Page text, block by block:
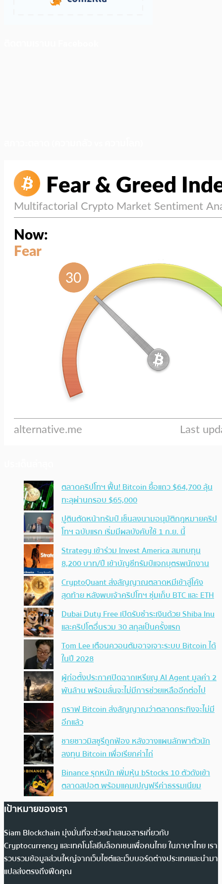
ตลาดคริปโทฯ ฟื้น! Bitcoin ยื้อแถว $64,700 ลุ้น
ทะลุผ่านกรอบ $65,000
ปูตินตัดหน้าทรัมป์ เซ็นลงนามอนุมัติกฎหมายคริป
โทฯ ฉบับแรก เริ่มมีผลบังคับใช้ 1 ก.ย. นี้
Strategy เข้าร่วม Invest America สมทบทุน
8,200 บาท/ปี เข้าบัญชีทรัมป์แจกบุตรพนักงาน
CryptoQuant ส่งสัญญาณตลาดหมีเข้าสู่โค้ง
สุดท้าย หลังพบเจ้าคริปโทฯ ซุ่มเก็บ BTC และ ETH
Dubai Duty Free เปิดรับชำระเงินด้วย Shiba Inu
และคริปโตอื่นรวม 30 สกุลเป็นครั้งแรก
Tom Lee เตือนควอนตัมอาจเจาะระบบ Bitcoin ได้
ในปี 2028
ผู้ก่อตั้งประกาศปิดฉากเหรียญ AI Agent มูลค่า 2
พันล้าน พร้อมลั่นจะไม่มีการช่วยเหลืออีกต่อไป
กราฟ Bitcoin ส่งสัญญาณว่าตลาดกระทิงจะไม่มี
อีกแล้ว
ชายชาวมิสซูรีถูกฟ้อง หลังวางแผนลักพาตัวนัก
ลงทุน Bitcoin เพื่อเรียกค่าไถ่
Binance รุกหนัก เพิ่มหุ้น bStocks 10 ตัวดังเข้า
ตลาดสปอต พร้อมแคมเปญฟรีค่าธรรมเนียม
เป้าหมายของเรา
Siam Blockchain มุ่งมั่นที่จะช่วยนำเสนอสารเกี่ยวกับ
Cryptocurrency และเทคโนโลยีบล็อกเชนเพื่อคนไทย ในภาษาไทย เรา
รวบรวมข้อมูลส่วนใหญ่จากเว็บไซต์และเว็บบอร์ดต่างประเทศและนำมา
แปลส่งตรงถึงฟีดคุณ